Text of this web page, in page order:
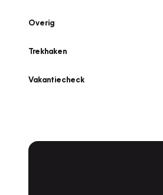
Overig
Trekhaken
Vakantiecheck